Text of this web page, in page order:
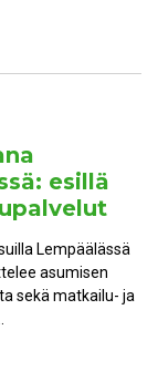
esillä
Lempäälässä
asumisen
sekä matkailu- ja